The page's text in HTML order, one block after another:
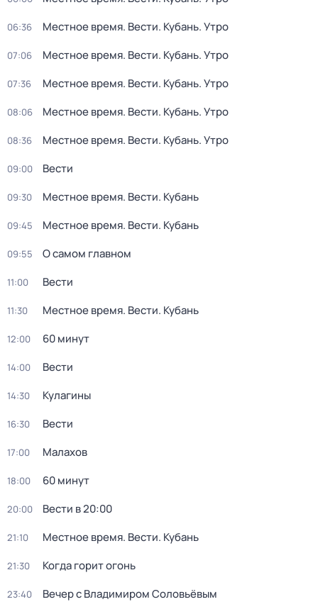
06:36 Местное время. Вести. Кубань. Утро
07:06 Местное время. Вести. Кубань. Утро
07:36 Местное время. Вести. Кубань. Утро
08:06 Местное время. Вести. Кубань. Утро
08:36 Местное время. Вести. Кубань. Утро
09:00 Вести
09:30 Местное время. Вести. Кубань
09:45 Местное время. Вести. Кубань
09:55 О самом главном
11:00 Вести
11:30 Местное время. Вести. Кубань
12:00 60 минут
14:00 Вести
14:30 Кулагины
16:30 Вести
17:00 Малахов
18:00 60 минут
20:00 Вести в 20:00
21:10 Местное время. Вести. Кубань
21:30 Когда горит огонь
23:40 Вечер с Владимиром Соловьёвым